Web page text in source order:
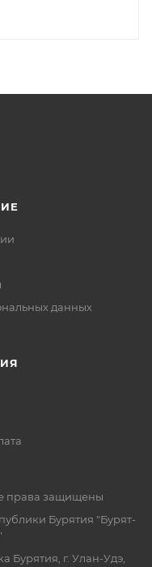
данных
права защищены
Бурятия "Бурят-
Бурятия, г. Улан-Удэ,